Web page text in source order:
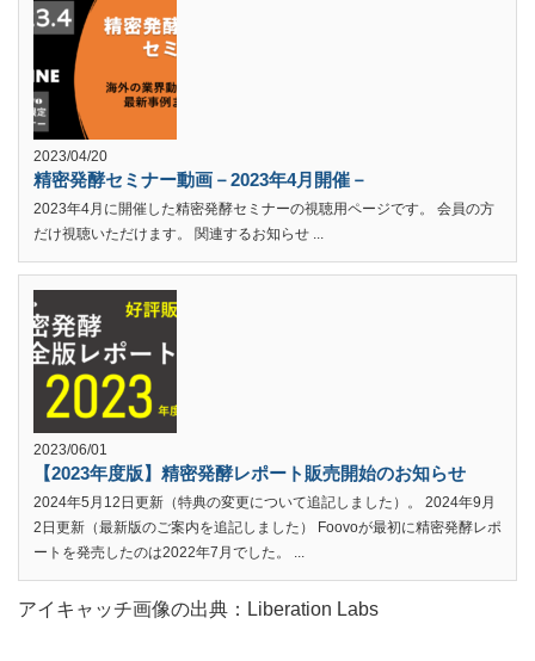
2023/04/20
精密発酵セミナー動画－2023年4月開催－
2023年4月に開催した精密発酵セミナーの視聴用ページです。 会員の方
だけ視聴いただけます。 関連するお知らせ ...
2023/06/01
【2023年度版】精密発酵レポート販売開始のお知らせ
2024年5月12日更新（特典の変更について追記しました）。 2024年9月
2日更新（最新版のご案内を追記しました） Foovoが最初に精密発酵レポ
ートを発売したのは2022年7月でした。 ...
アイキャッチ画像の出典：Liberation Labs